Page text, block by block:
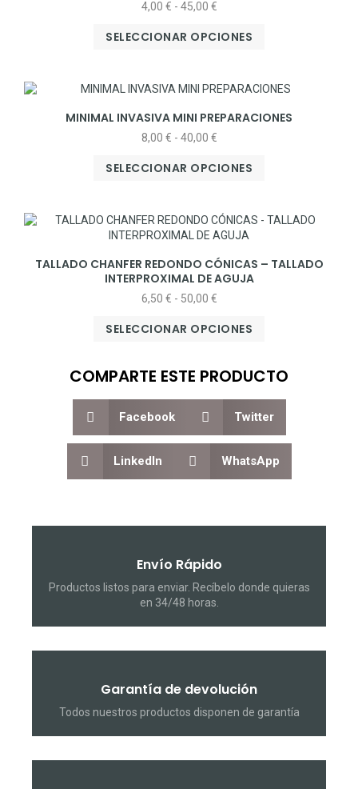
4,00 € - 45,00 €
SELECCIONAR OPCIONES
MINIMAL INVASIVA MINI PREPARACIONES
8,00 € - 40,00 €
SELECCIONAR OPCIONES
TALLADO CHANFER REDONDO CÓNICAS – TALLADO
INTERPROXIMAL DE AGUJA
6,50 € - 50,00 €
SELECCIONAR OPCIONES
COMPARTE ESTE PRODUCTO
Facebook Twitter
LinkedIn WhatsApp
Envío Rápido
Productos listos para enviar. Recíbelo donde quieras
en 34/48 horas.
Garantía de devolución
Todos nuestros productos disponen de garantía